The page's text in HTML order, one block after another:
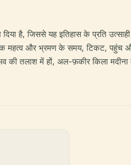
है, जिससे यह इतिहास के प्रति
महत्व और भ्रमण के समय, टिकट, पहुंच
की तलाश में हों, अल-फ़कीर किला